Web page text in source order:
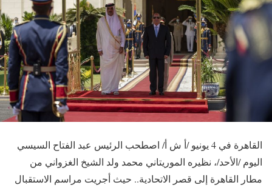
القاهرة في 4 يونيو /أ ش أ/ اصطحب الرئيس عبد الفتاح السيسي
اليوم /الأحد/، نظيره الموريتاني محمد ولد الشيخ الغزواني من
مطار القاهرة إلى قصر الاتحادية.. حيث أجريت مراسم الاستقبال